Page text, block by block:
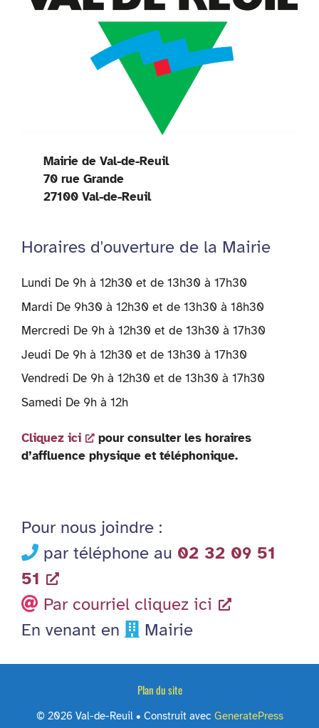
Mairie de Val-de-Reuil
70 rue Grande
27100 Val-de-Reuil
Horaires d'ouverture de la Mairie
Lundi De 9h à 12h30 et de 13h30 à 17h30
Mardi De 9h30 à 12h30 et de 13h30 à 18h30
Mercredi De 9h à 12h30 et de 13h30 à 17h30
Jeudi De 9h à 12h30 et de 13h30 à 17h30
Vendredi De 9h à 12h30 et de 13h30 à 17h30
Samedi De 9h à 12h
Cliquez ici
pour consulter les horaires
d’affluence physique et téléphonique.
Pour nous joindre :
par téléphone au 02 32 09 51
51
Par courriel cliquez ici
En venant en
Mairie
Plan du site
© 2026 Val-de-Reuil• Construit avec GeneratePress